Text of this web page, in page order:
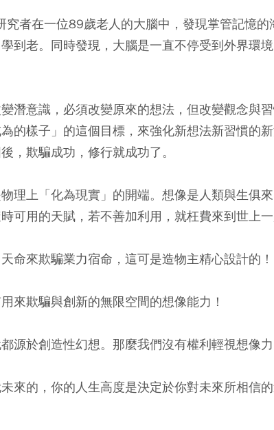
者在一位89歲老人的大腦中，發現掌管記憶的
到老。同時發現，大腦是一直不停受到外界環
潛意識，必須改變原來的想法，但改變觀念與
的樣子」的這個目標，來強化新想法新習慣的
，欺騙成功，修行就成功了。
物理上「化為現實」的開端。想像是人類與生俱
可用的天賦，若不善加利用，就枉費來到世上一
命來欺騙業力宿命，這可是造物主精心設計的！
來欺騙與創新的無限空間的想像能力！
源於創造性幻想。那麼我們沒有權利輕視想像力
來的，你的人生高度是決定於你對未來所相信的